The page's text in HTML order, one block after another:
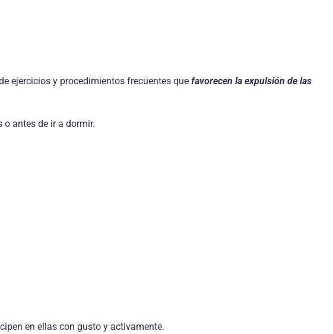
ejercicios y procedimientos frecuentes que favorecen la expulsión de las
antes de ir a dormir.
en ellas con gusto y activamente.